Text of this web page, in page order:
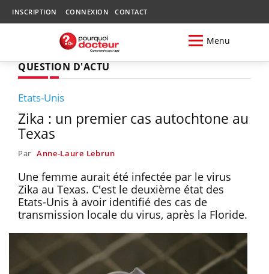
INSCRIPTION CONNEXION CONTACT
Menu
QUESTION D'ACTU
Etats-Unis
Zika : un premier cas autochtone au
Texas
Par Anne-Laure Lebrun
Une femme aurait été infectée par le virus
Zika au Texas. C'est le deuxième état des
Etats-Unis à avoir identifié des cas de
transmission locale du virus, après la Floride.